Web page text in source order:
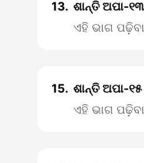
13. ଶାନ୍ତି ଅପା-୧୩
ଏହି ଭାଗ
15. ଶାନ୍ତି ଅପା-୧୫
ଏହି ଭାଗ